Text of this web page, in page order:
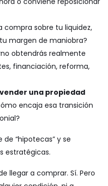
sobre tu liquidez,
margen de maniobra?
obtendrás realmente
financiación, reforma,
vender una propiedad
encaja esa transición
“hipotecas” y se
estratégicas.
llegar a comprar. Sí. Pero